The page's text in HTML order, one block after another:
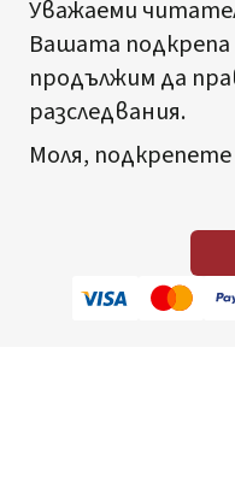
Уважаеми
Вашата
продължим да
разследвания.
Моля,